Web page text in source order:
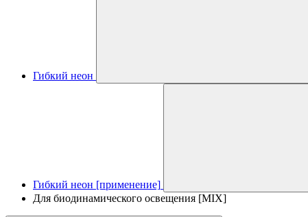
Гибкий неон
Гибкий неон [применение]
Для биодинамического освещения [MIX]